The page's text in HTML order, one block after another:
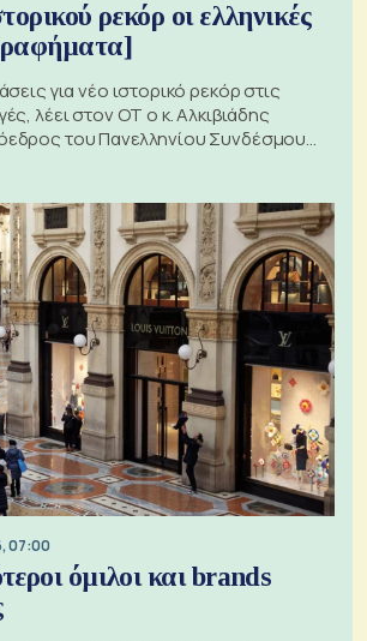
ρεκόρ οι ελληνικές
για νέο ιστορικό ρεκόρ στις
λέει στον ΟΤ ο κ. Αλκιβιάδης
του Πανελληνίου Συνδέσμου
07:00
όμιλοι και brands